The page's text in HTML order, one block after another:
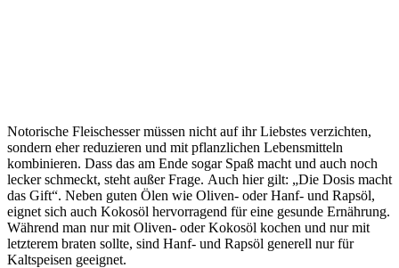
Notorische Fleischesser müssen nicht auf ihr Liebstes verzichten,
sondern eher reduzieren und mit pflanzlichen Lebensmitteln
kombinieren. Dass das am Ende sogar Spaß macht und auch noch
lecker schmeckt, steht außer Frage. Auch hier gilt: „Die Dosis macht
das Gift“. Neben guten Ölen wie Oliven- oder Hanf- und Rapsöl,
eignet sich auch Kokosöl hervorragend für eine gesunde Ernährung.
Während man nur mit Oliven- oder Kokosöl kochen und nur mit
letzterem braten sollte, sind Hanf- und Rapsöl generell nur für
Kaltspeisen geeignet.